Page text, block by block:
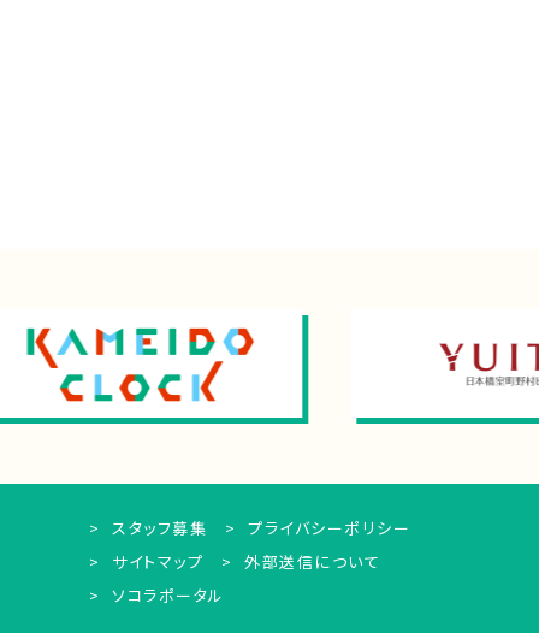
スタッフ募集
プライバシーポリシー
サイトマップ
外部送信について
ソコラポータル